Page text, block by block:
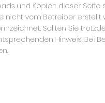
und Kopien dieser
vom Betreiber
Sollten Sie
Hinweis. Bei